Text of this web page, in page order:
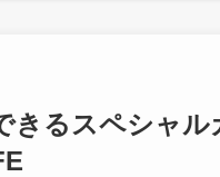
きるスペシャ